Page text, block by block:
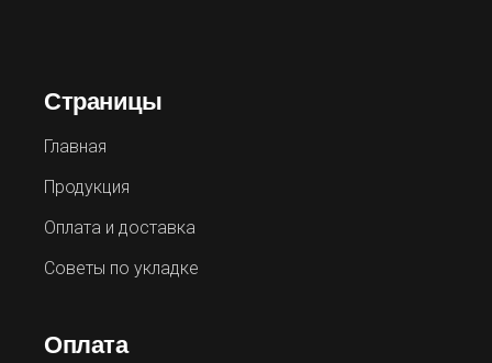
Страницы
Главная
Продукция
Оплата и доставка
Советы по укладке
Оплата